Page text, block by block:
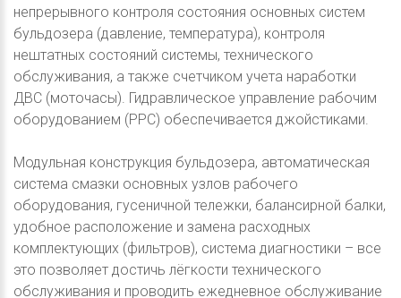
непрерывного контроля состояния основных систем
бульдозера (давление, температура), контроля
нештатных состояний системы, технического
обслуживания, а также счетчиком учета наработки
ДВС (моточасы). Гидравлическое управление рабочим
оборудованием (PPC) обеспечивается джойстиками.
Модульная конструкция бульдозера, автоматическая
система смазки основных узлов рабочего
оборудования, гусеничной тележки, балансирной балки,
удобное расположение и замена расходных
комплектующих (фильтров), система диагностики – все
это позволяет достичь лёгкости технического
обслуживания и проводить ежедневное обслуживание